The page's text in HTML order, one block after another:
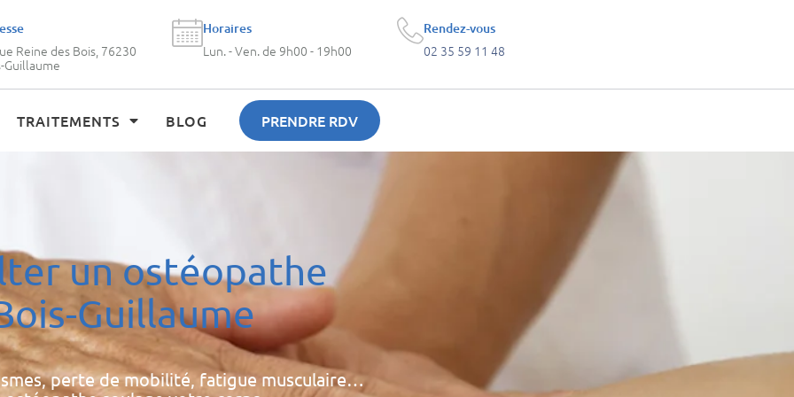
Reine des Bois, 76230
Guillaume
Horaires
Lun. - Ven. de 9h00 - 19h00
Rendez-vous
02 35 59 11 48
TRAITEMENTS BLOG PRENDRE RDV
un ostéopathe
Guillaume
perte de mobilité, fatigue musculaire…